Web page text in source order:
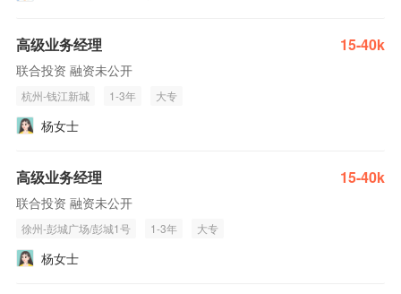
高级业务经理 15-40k
联合投资 融资未公开
杭州-钱江新城 1-3年 大专
杨女士
高级业务经理 15-40k
联合投资 融资未公开
徐州-彭城广场/彭城1号 1-3年 大专
杨女士